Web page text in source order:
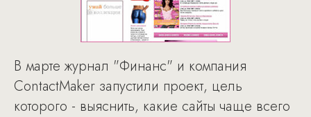
В марте журнал "Финанс" и компания
ContactMaker запустили проект, цель
которого - выяснить, какие сайты чаще всего